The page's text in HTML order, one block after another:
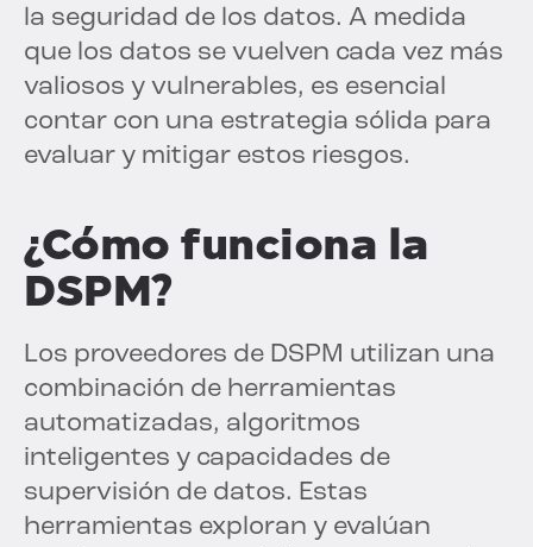
la seguridad de los datos. A medida
que los datos se vuelven cada vez más
valiosos y vulnerables, es esencial
contar con una estrategia sólida para
evaluar y mitigar estos riesgos.
¿Cómo funciona la
DSPM?
Los proveedores de DSPM utilizan una
combinación de herramientas
automatizadas, algoritmos
inteligentes y capacidades de
supervisión de datos. Estas
herramientas exploran y evalúan